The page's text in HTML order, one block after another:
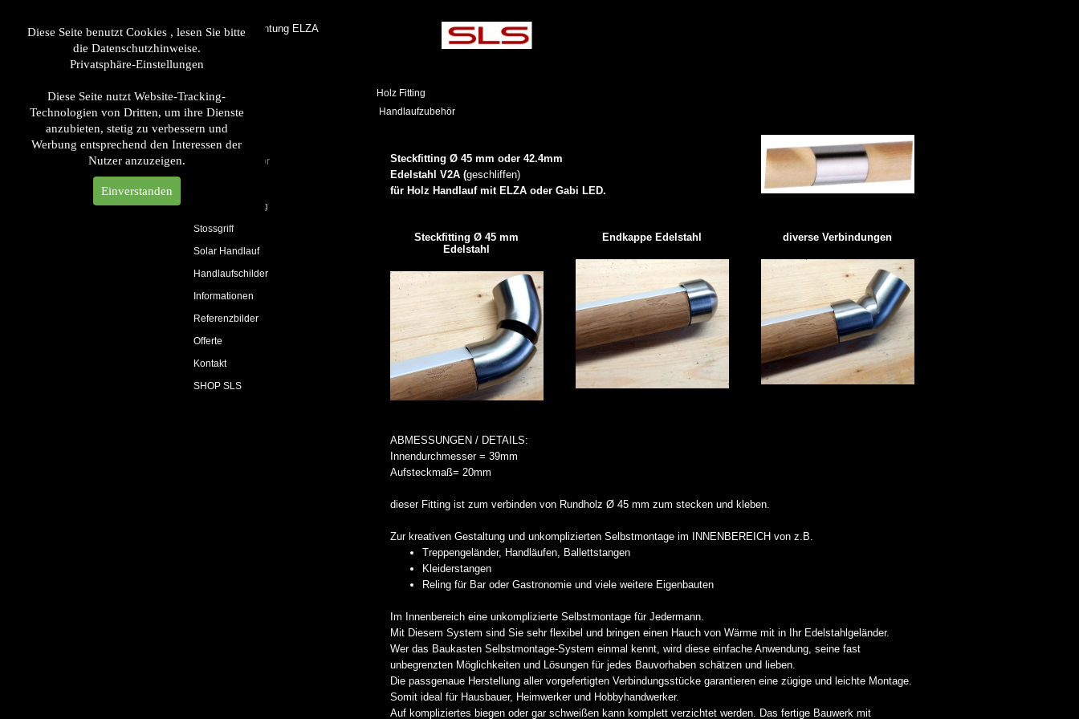
LED Handlaufbeleuchtung ELZA
LED Handlauf
Produkte
LED Leuchten
Handlaufträger
Handlaufzubehör
Glasbeleuchtung
Stossgriff
Solar Handlauf
Handlaufschilder
Informationen
Referenzbilder
Offerte
Kontakt
SHOP SLS
Holz Fitting
Handlaufzubehör
Steckfitting Ø 45 mm oder 42.4mm
Edelstahl V2A (geschliffen)
für Holz Handlauf mit ELZA oder Gabi LED.
Steckfitting Ø 45 mm
Edelstahl
Endkappe Edelstahl diverse Verbindungen
ABMESSUNGEN / DETAILS:
Innendurchmesser = 39mm
Aufsteckmaß= 20mm
dieser Fitting ist zum verbinden von Rundholz Ø 45 mm zum stecken und kleben.
Zur kreativen Gestaltung und unkomplizierten Selbstmontage im INNENBEREICH von z.B.
Treppengeländer, Handläufen, Ballettstangen
Kleiderstangen
Reling für Bar oder Gastronomie und viele weitere Eigenbauten
Im Innenbereich eine unkomplizierte Selbstmontage für Jedermann.
Mit Diesem System sind Sie sehr flexibel und bringen einen Hauch von Wärme mit in Ihr Edelstahlgeländer.
Wer das Baukasten Selbstmontage-System einmal kennt, wird diese einfache Anwendung, seine fast
unbegrenzten Möglichkeiten und Lösungen für jedes Bauvorhaben schätzen und lieben.
Die passgenaue Herstellung aller vorgefertigten Verbindungsstücke garantieren eine zügige und leichte Montage.
Somit ideal für Hausbauer, Heimwerker und Hobbyhandwerker.
Auf kompliziertes biegen oder gar schweißen kann komplett verzichtet werden. Das fertige Bauwerk mit
Diese Seite benutzt Cookies , lesen Sie bitte
die Datenschutzhinweise.
Privatsphäre-Einstellungen
Diese Seite nutzt Website-Tracking-
Technologien von Dritten, um ihre Dienste
anzubieten, stetig zu verbessern und
Werbung entsprechend den Interessen der
Nutzer anzuzeigen.
Einverstanden